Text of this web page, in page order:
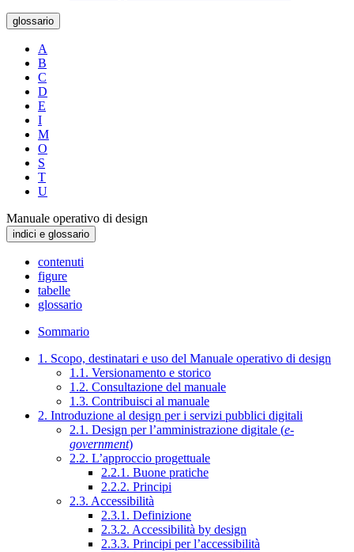
glossario
A
B
C
D
E
I
M
O
S
T
U
Manuale operativo di design
indici e glossario
contenuti
figure
tabelle
glossario
Sommario
1. Scopo, destinatari e uso del Manuale operativo di design
1.1. Versionamento e storico
1.2. Consultazione del manuale
1.3. Contribuisci al manuale
2. Introduzione al design per i servizi pubblici digitali
2.1. Design per l’amministrazione digitale (e-
government)
2.2. L’approccio progettuale
2.2.1. Buone pratiche
2.2.2. Principi
2.3. Accessibilità
2.3.1. Definizione
2.3.2. Accessibilità by design
2.3.3. Principi per l’accessibilità